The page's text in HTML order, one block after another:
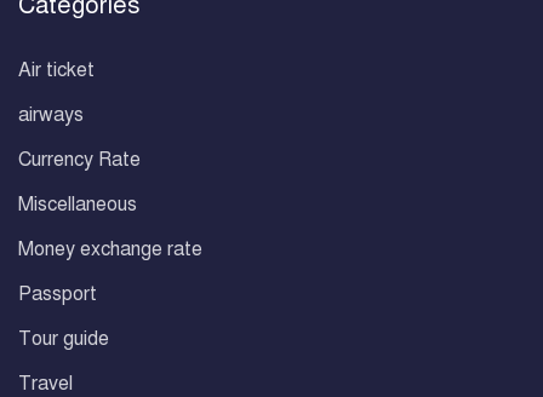
Air ticket
airways
Currency Rate
Miscellaneous
Money exchange rate
Passport
Tour guide
Travel